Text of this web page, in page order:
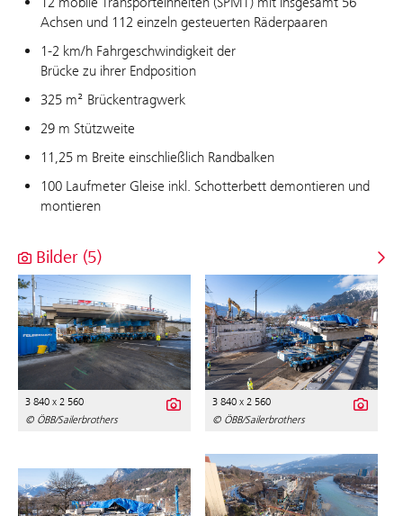
Achsen und 112 einzeln gesteuerten Räderpaaren
1-2 km/h Fahrgeschwindigkeit der
Brücke zu ihrer Endposition
325 m² Brückentragwerk
29 m Stützweite
11,25 m Breite einschließlich Randbalken
100 Laufmeter Gleise inkl. Schotterbett demontieren und
montieren
Bilder (5)
3 840 x 2 560
© ÖBB/Sailerbrothers
3 840 x 2 560
© ÖBB/Sailerbrothers